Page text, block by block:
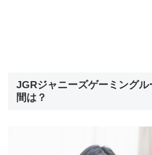
JGRジャニーズゲーミング
間は？